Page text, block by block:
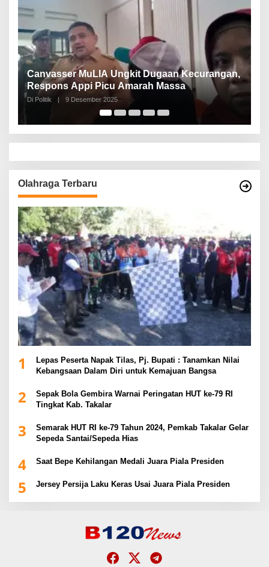
Canvasser MuLIA Ungkit Dugaan Kecurangan,
Respons Appi Picu Amarah Massa
Di Politik 9 Desember 2025
Olahraga Terbaru
1
Lepas Peserta Napak Tilas, Pj. Bupati : Tanamkan Nilai
Kebangsaan Dalam Diri untuk Kemajuan Bangsa
2
Sepak Bola Gembira Warnai Peringatan HUT ke-79 RI
Tingkat Kab. Takalar
3
Semarak HUT RI ke-79 Tahun 2024, Pemkab Takalar Gelar
Sepeda Santai/Sepeda Hias
4 Saat Bepe Kehilangan Medali Juara Piala Presiden
5 Jersey Persija Laku Keras Usai Juara Piala Presiden